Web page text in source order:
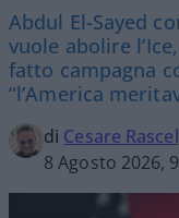
Abdul El-Sayed
vuole abolire
fatto campagna
“l’America
di Cesare Rascel
8 Agosto 2026,